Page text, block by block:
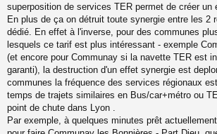
superposition de services TER permet de créer un
En plus de ça on détruit toute synergie entre les 2
dédié. En effet à l'inverse, pour des communes
lesquels ce tarif est plus intéressant - exemple
(et encore pour Communay si la navette TER est
garanti), la destruction d'un effet synergie est
communes la fréquence des services régionaux
temps de trajets similaires en Bus/car+métro ou
point de chute dans Lyon .
Par exemple, à quelques minutes prêt